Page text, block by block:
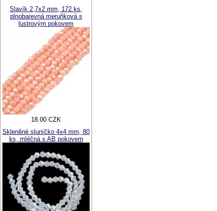
Slavík 2,7x2 mm, 172 ks,
plnobarevná meruňková s
lustrovým pokovem
18.00 CZK
Skleněné sluníčko 4x4 mm, 80
ks, mléčná s AB pokovem